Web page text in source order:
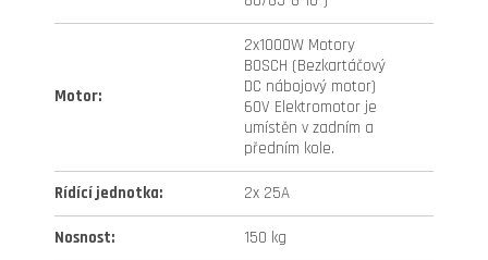
Motor:
2x1000W Motory
BOSCH (Bezkartáčový
DC nábojový motor)
60V Elektromotor je
umístěn v zadním a
předním kole.
Rídící jednotka: 2x 25A
Nosnost: 150 kg